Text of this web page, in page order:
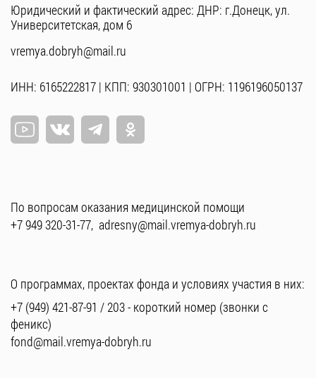
Юридический и фактический адрес: ДНР: г.Донецк, ул.
Университетская, дом 6
vremya.dobryh@mail.ru
ИНН: 6165222817 | КПП: 930301001 | ОГРН: 1196196050137
По вопросам оказания медицинской помощи
+7 949 320-31-77, adresny@mail.vremya-dobryh.ru
О программах, проектах фонда и условиях участия в них:
+7 (949) 421-87-91 / 203- короткий номер (звонки с
феникс)
fond@mail.vremya-dobryh.ru